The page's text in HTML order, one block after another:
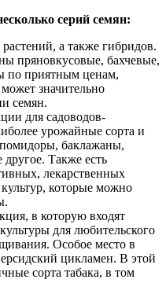
серий семян:
а также гибридов.
пряновкусовые, бахчевые,
по приятным ценам,
значительно
семян.
для садоводов-
урожайные сорта и
баклажаны,
Также есть
лекарственных
которые можно
в которую входят
для любительского
Особое место в
цикламен. В этой
сорта табака, в том